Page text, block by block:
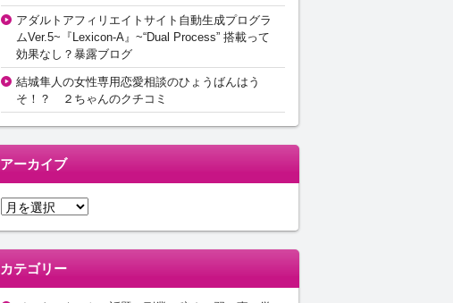
アダルトアフィリエイトサイト自動生成プログラ
ムVer.5~『Lexicon-A』~“Dual Process” 搭載って
効果なし？暴露ブログ
結城隼人の女性専用恋愛相談のひょうばんはう
そ！？ ２ちゃんのクチコミ
アーカイブ
ア
イ
カテゴリー